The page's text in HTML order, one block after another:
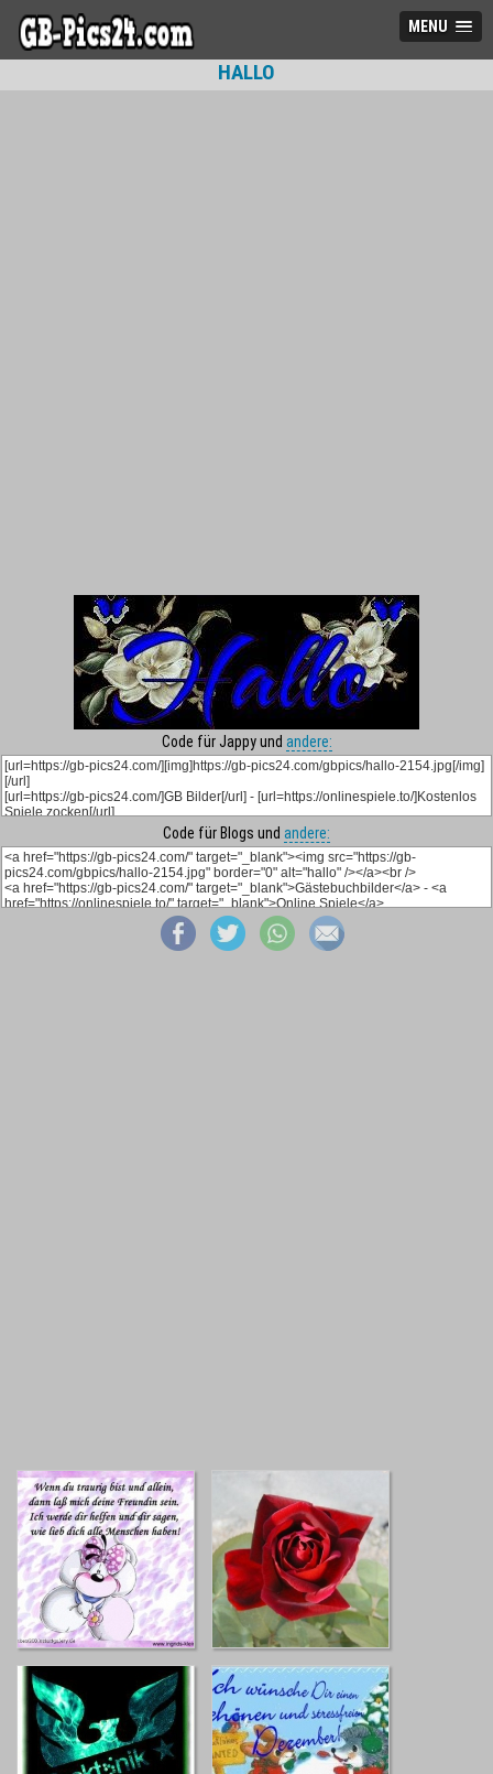
MENU
HALLO
Code für Jappy und andere:
Code für Blogs und andere: